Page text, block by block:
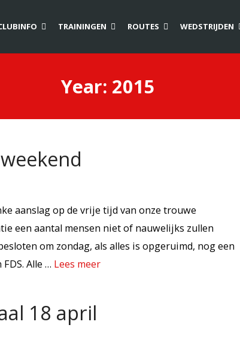
TRAININGEN ROUTES WEDSTRIJDEN
Year: 2015
aanslag op de vrije tijd van onze trouwe
een aantal mensen niet of nauwelijks zullen
om zondag, als alles is opgeruimd, nog een
Alle … Lees meer
18 april